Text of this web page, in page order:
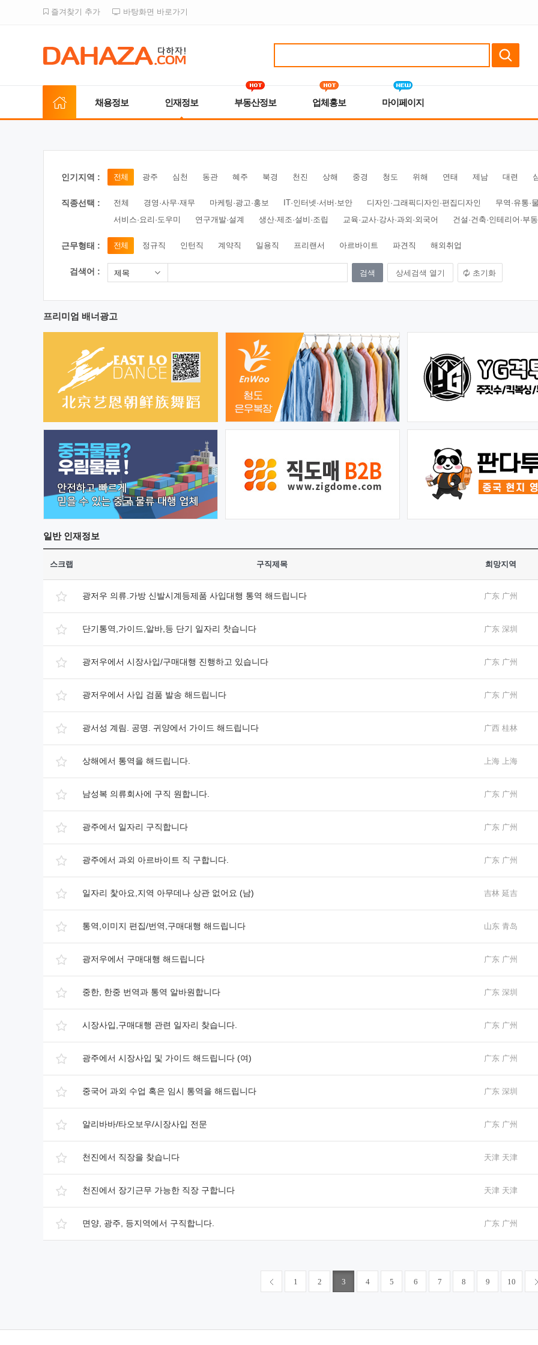
즐겨찾기 추가 바탕화면 바로가기
채용정보 인재정보 부동산정보 업체홍보 마이페이지
인기지역 : 전체 광주 심천 동관 혜주 북경 천진 상해 중경 청도 위해 연태 제남 대련
직종선택 : 전체 경영·사무·재무 마케팅·광고·홍보 IT·인터넷·서버·보안 디자인·그래픽디자인·편집디자인
무역·유통·
서비스·요리·도우미
연구개발·설계 생산·제조·설비·조립 교육·교사·강사·과외·외국어 건설·건축·인테리어·부
근무형태 : 전체 정규직 인턴직 계약직 일용직 프리랜서 아르바이트 파견직 해외취업
검색어 : 제목 상세검색 열기 초기화
프리미엄 배너광고
일반인재정보
스크랩 구직제목 희망지역
광저우 의류.가방 신발시계등제품 사입대행 통역 해드립니다 广东 广州
단기통역,가이드,알바,등 단기 일자리 찻습니다 广东 深圳
광저우에서 시장사입/구매대행 진행하고 있습니다 广东 广州
광저우에서 사입 검품 발송 해드립니다 广东 广州
광서성 계림. 공명. 귀양에서 가이드 해드립니다 广西 桂林
상해에서 통역을 해드립니다. 上海 上海
남성복 의류회사에 구직 원합니다. 广东 广州
광주에서 일자리 구직합니다 广东 广州
광주에서 과외 아르바이트 직 구합니다. 广东 广州
일자리 찿아요,지역 아무데나 상관 없어요 (남) 吉林 延吉
통역,이미지 편집/번역,구매대행 해드립니다 山东 青岛
광저우에서 구매대행 해드립니다 广东 广州
중한, 한중 번역과 통역 알바원합니다 广东 深圳
시장사입,구매대행 관련 일자리 찾습니다. 广东 广州
광주에서 시장사입 및 가이드 해드립니다 (여) 广东 广州
중국어 과외 수업 혹은 임시 통역을 해드립니다 广东 深圳
알리바바/타오보우/시장사입 전문 广东 广州
천진에서 직장을 찾습니다 天津 天津
천진에서 장기근무 가능한 직장 구합니다 天津 天津
면양, 광주, 등지역에서 구직합니다. 广东 广州
1 2 3 4 5 6 7 8 9 10